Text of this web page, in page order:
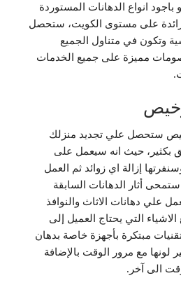
انواع الدهانات المستوردة
على مستوى الكويت، ستحصل
وتكون في متناول الجميع
مميزة على جميع الخدمات
ستحصل علي تجديد منزلك
بكثير، حيث انه سيعمل على
إزالة اي زوائد ثم العمل
أثار الدهانات السابقة
علي دهانات الاثاث والنوافذ
التي يحتاج العميل إلى
مبتكرة بأجهزة خاصة بدهان
لونها مع مرور الوقت بالإضافة
الى آخر.